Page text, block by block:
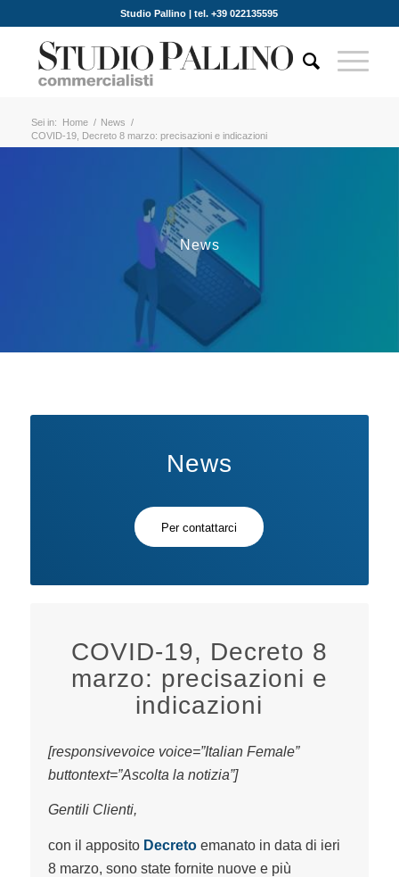
Studio Pallino | tel. +39 022135595
Sei in: Home / News /
COVID-19, Decreto 8 marzo: precisazioni e indicazioni
News
News
Per contattarci
COVID-19, Decreto 8
marzo: precisazioni e
indicazioni
[responsivevoice voice=”Italian Female”
buttontext=”Ascolta la notizia”]
Gentili Clienti,
con il apposito Decretoemanato in data di ieri
8 marzo, sono state fornite nuove e più